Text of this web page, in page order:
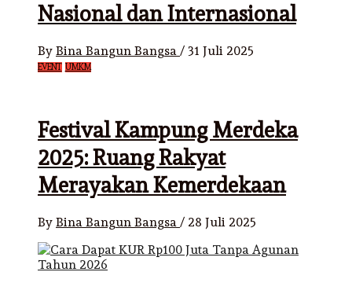
Nasional dan Internasional
By Bina Bangun Bangsa / 31 Juli 2025
EVENT UMKM
Festival Kampung Merdeka
2025: Ruang Rakyat
Merayakan Kemerdekaan
By Bina Bangun Bangsa / 28 Juli 2025